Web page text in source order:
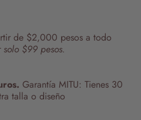
de $2,000 pesos a todo
$99 pesos.
Garantía MITU: Tienes 30
talla o diseño